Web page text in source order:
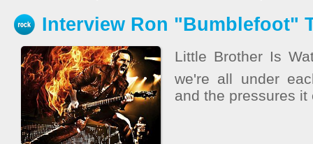
Interview Ron "Bumblefoot"
Little Brother Is
we're all under
and the pressures it